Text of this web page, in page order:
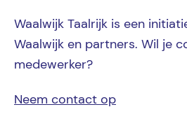
Waalwijk Taalrijk is een
Waalwijk en partners. Wil je
medewerker?
Neem contact op